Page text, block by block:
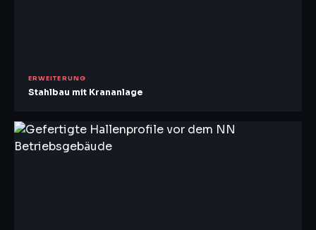
ERWEITERUNG
Stahlbau mit Krananlage